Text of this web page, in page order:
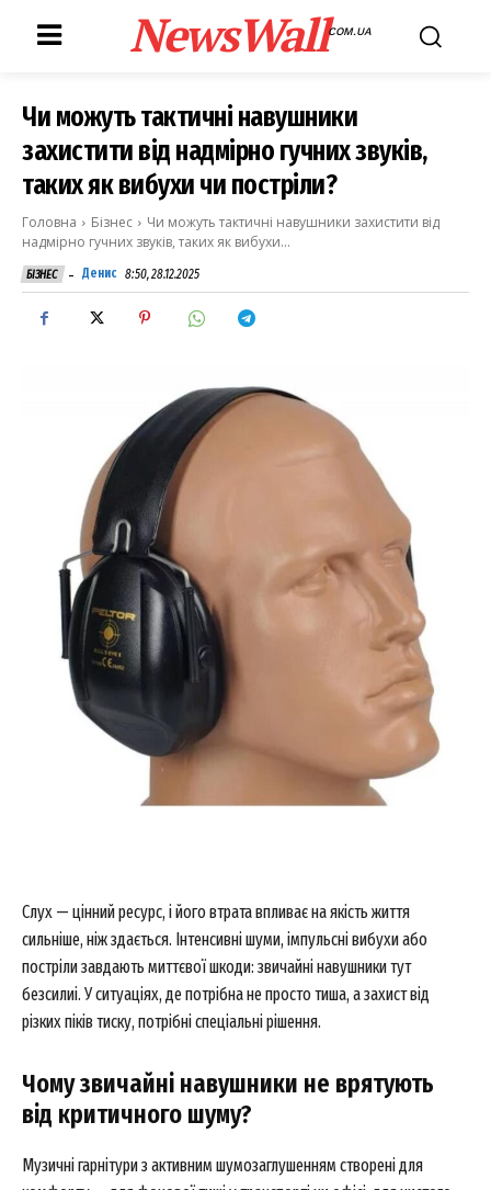
NewsWallCOM.UA
Чи можуть тактичні навушники
захистити від надмірно гучних звуків,
таких як вибухи чи постріли?
Головна Бізнес
Чи можуть тактичні навушники захистити від
надмірно гучних звуків, таких як вибухи...
БІЗНЕС - Денис 8:50, 28.12.2025
Слух — цінний ресурс, і його втрата впливає на якість життя
сильніше, ніж здається. Інтенсивні шуми, імпульсні вибухи або
постріли завдають миттєвої шкоди: звичайні навушники тут
безсилиі. У ситуаціях, де потрібна не просто тиша, а захист від
різких піків тиску, потрібні спеціальні рішення.
Чому звичайні навушники не врятують
від критичного шуму?
Музичні гарнітури з активним шумозаглушенням створені для